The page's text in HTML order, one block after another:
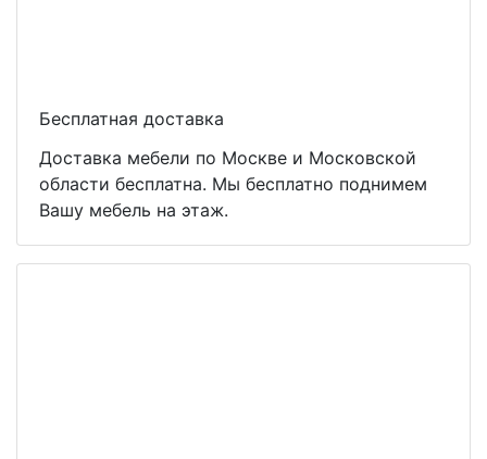
Бесплатная доставка
Доставка мебели по Москве и Московской
области бесплатна. Мы бесплатно поднимем
Вашу мебель на этаж.